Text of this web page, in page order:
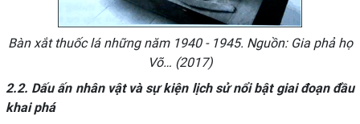
Bàn xắt thuốc lá những năm 1940 - 1945. Nguồn: Gia phả họ
Võ… (2017)
2.2. Dấu ấn nhân vật và sự kiện lịch sử nổi bật giai đoạn đầu
khai phá